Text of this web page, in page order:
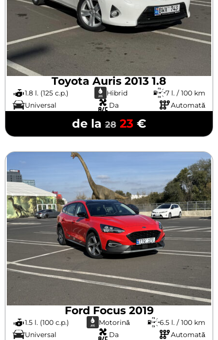
Toyota Auris 2013 1.8
1.8 l. (125 c.p.) Hibrid
7 l. / 100 km
Universal
Da Automată
de la28 23€
Ford Focus 2019
1.5 l. (100 c.p.) Motorină
6.5 l. / 100 km
Universal
Da Automată